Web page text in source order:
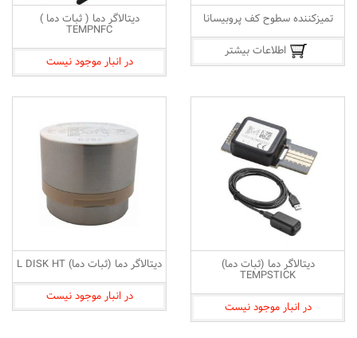
تمیزکننده سطوح کف پروبیسانا
اطلاعات بیشتر
دیتالاگر دما ( ثبات دما )
TEMPNFC
در انبار موجود نیست
دیتالاگر دما (ثبات دما)
TEMPSTICK
در انبار موجود نیست
دیتالاگر دما (ثبات دما) L DISK HT
در انبار موجود نیست